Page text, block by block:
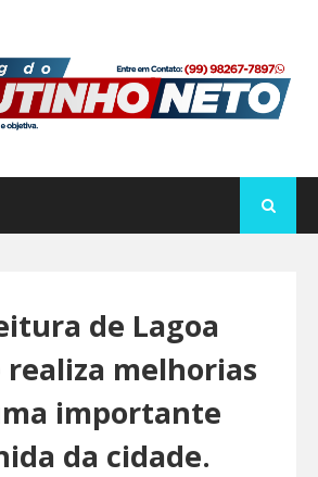
de Lagoa
realiza melhorias
importante
da cidade.